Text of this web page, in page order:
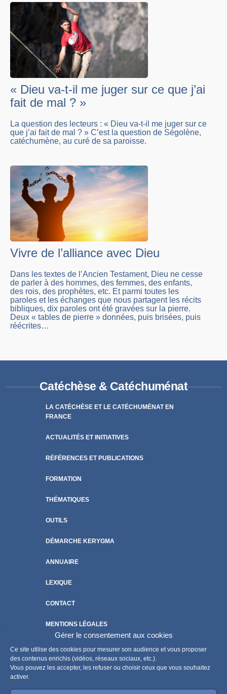
Gérer le consentement aux cookies
Ce site utilise des cookies pour mesurer son audience et vous proposer
des contenus enrichis (vidéos, réseaux sociaux, etc.).
Vous pouvez les accepter, les refuser ou choisir ceux que vous souhaitez
activer.
« Dieu va-t-il me juger sur ce que j’ai
fait de mal ? »
La question des lecteurs : « Dieu va-t-il me juger sur ce
que j’ai fait de mal ? » C’est la question de Ségolène,
catéchumène, au curé de sa paroisse.
Vivre de l’alliance avec Dieu
Dans les textes de l’Ancien Testament, Dieu ne cesse
de parler à des hommes, des femmes, des enfants,
des rois, des prophètes, etc. Et parmi toutes les
paroles et les échanges que nous partagent les récits
bibliques, dix paroles ont été gravées sur la pierre.
Deux « tables de pierre » données, puis brisées, puis
réécrites…
Catéchèse & Catéchuménat
LA CATÉCHÈSE ET LE CATÉCHUMÉNAT EN
FRANCE
ACTUALITÉS ET INITIATIVES
RÉFÉRENCES ET PUBLICATIONS
FORMATION
THÉMATIQUES
OUTILS
DÉMARCHE KERYGMA
ANNUAIRE
LEXIQUE
CONTACT
MENTIONS LÉGALES